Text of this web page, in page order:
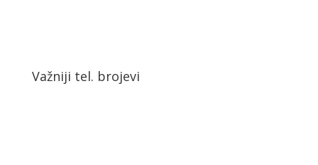
Važniji tel. brojevi